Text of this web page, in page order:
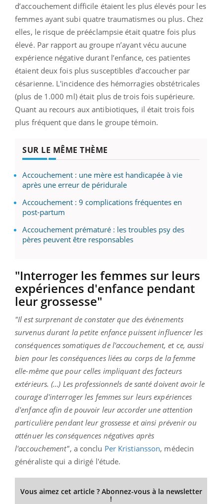
d’accouchement difficile étaient les plus élevés pour les
femmes ayant subi quatre traumatismes ou plus. Chez
elles, le risque de prééclampsie était quatre fois plus
élevé. Par rapport au groupe n’ayant vécu aucune
expérience négative durant l’enfance, ces patientes
étaient deux fois plus susceptibles d’accoucher par
césarienne. L'incidence des hémorragies obstétricales
(plus de 1.000 ml) était plus de trois fois supérieure.
Quant au recours aux antibiotiques, il était trois fois
plus fréquent que dans le groupe témoin.
SUR LE MÊME THÈME
Accouchement : une mère est handicapée à vie
après une erreur de péridurale
Accouchement : 9 complications fréquentes en
post-partum
Accouchement prématuré : les troubles psy des
pères peuvent être responsables
"Interroger les femmes sur leurs
expériences d'enfance pendant
leur grossesse"
"Il est surprenant de constater que des événements
survenus durant la petite enfance puissent influencer les
conséquences somatiques de l'accouchement, et ce, aussi
bien pour les conséquences liées au corps de la femme
elle-même que pour celles impliquant des facteurs
extérieurs. (…) Les professionnels de santé doivent avoir le
courage d'interroger les femmes sur leurs expériences
d'enfance afin de pouvoir leur accorder une attention
particulière pendant leur grossesse et ainsi prévenir ou
atténuer les conséquences négatives après
l'accouchement", a conclu Per Kristiansson, médecin
généraliste qui a dirigé l'étude.
Vous aimez cet article ? Abonnez-vous à la newsletter
!